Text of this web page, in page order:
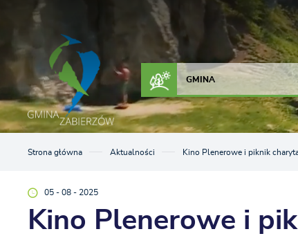
Przejdź do menu.
Przejdź do wyszukiwarki.
Przejdź do treści.
Przejdź do ustawień wielkości czcionki.
Włącz wersję kontrastową strony.
GMINA
Strona główna Aktualności Kino Plenerowe i piknik
05 - 08 - 2025
Kino Plenerowe i